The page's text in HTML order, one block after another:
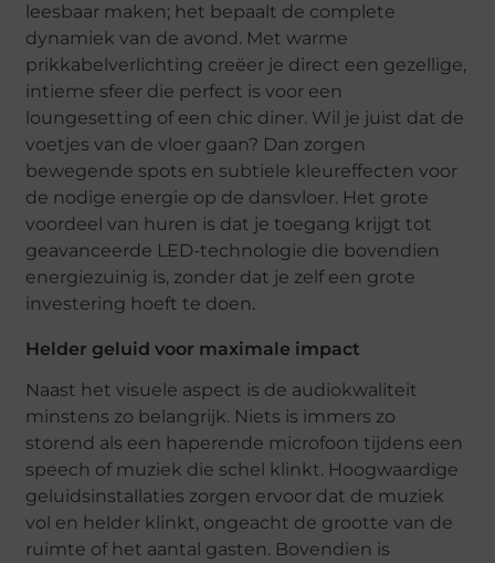
leesbaar maken; het bepaalt de complete
dynamiek van de avond. Met warme
prikkabelverlichting creëer je direct een gezellige,
intieme sfeer die perfect is voor een
loungesetting of een chic diner. Wil je juist dat de
voetjes van de vloer gaan? Dan zorgen
bewegende spots en subtiele kleureffecten voor
de nodige energie op de dansvloer. Het grote
voordeel van huren is dat je toegang krijgt tot
geavanceerde LED-technologie die bovendien
energiezuinig is, zonder dat je zelf een grote
investering hoeft te doen.
Helder geluid voor maximale impact
Naast het visuele aspect is de audiokwaliteit
minstens zo belangrijk. Niets is immers zo
storend als een haperende microfoon tijdens een
speech of muziek die schel klinkt. Hoogwaardige
geluidsinstallaties zorgen ervoor dat de muziek
vol en helder klinkt, ongeacht de grootte van de
ruimte of het aantal gasten. Bovendien is